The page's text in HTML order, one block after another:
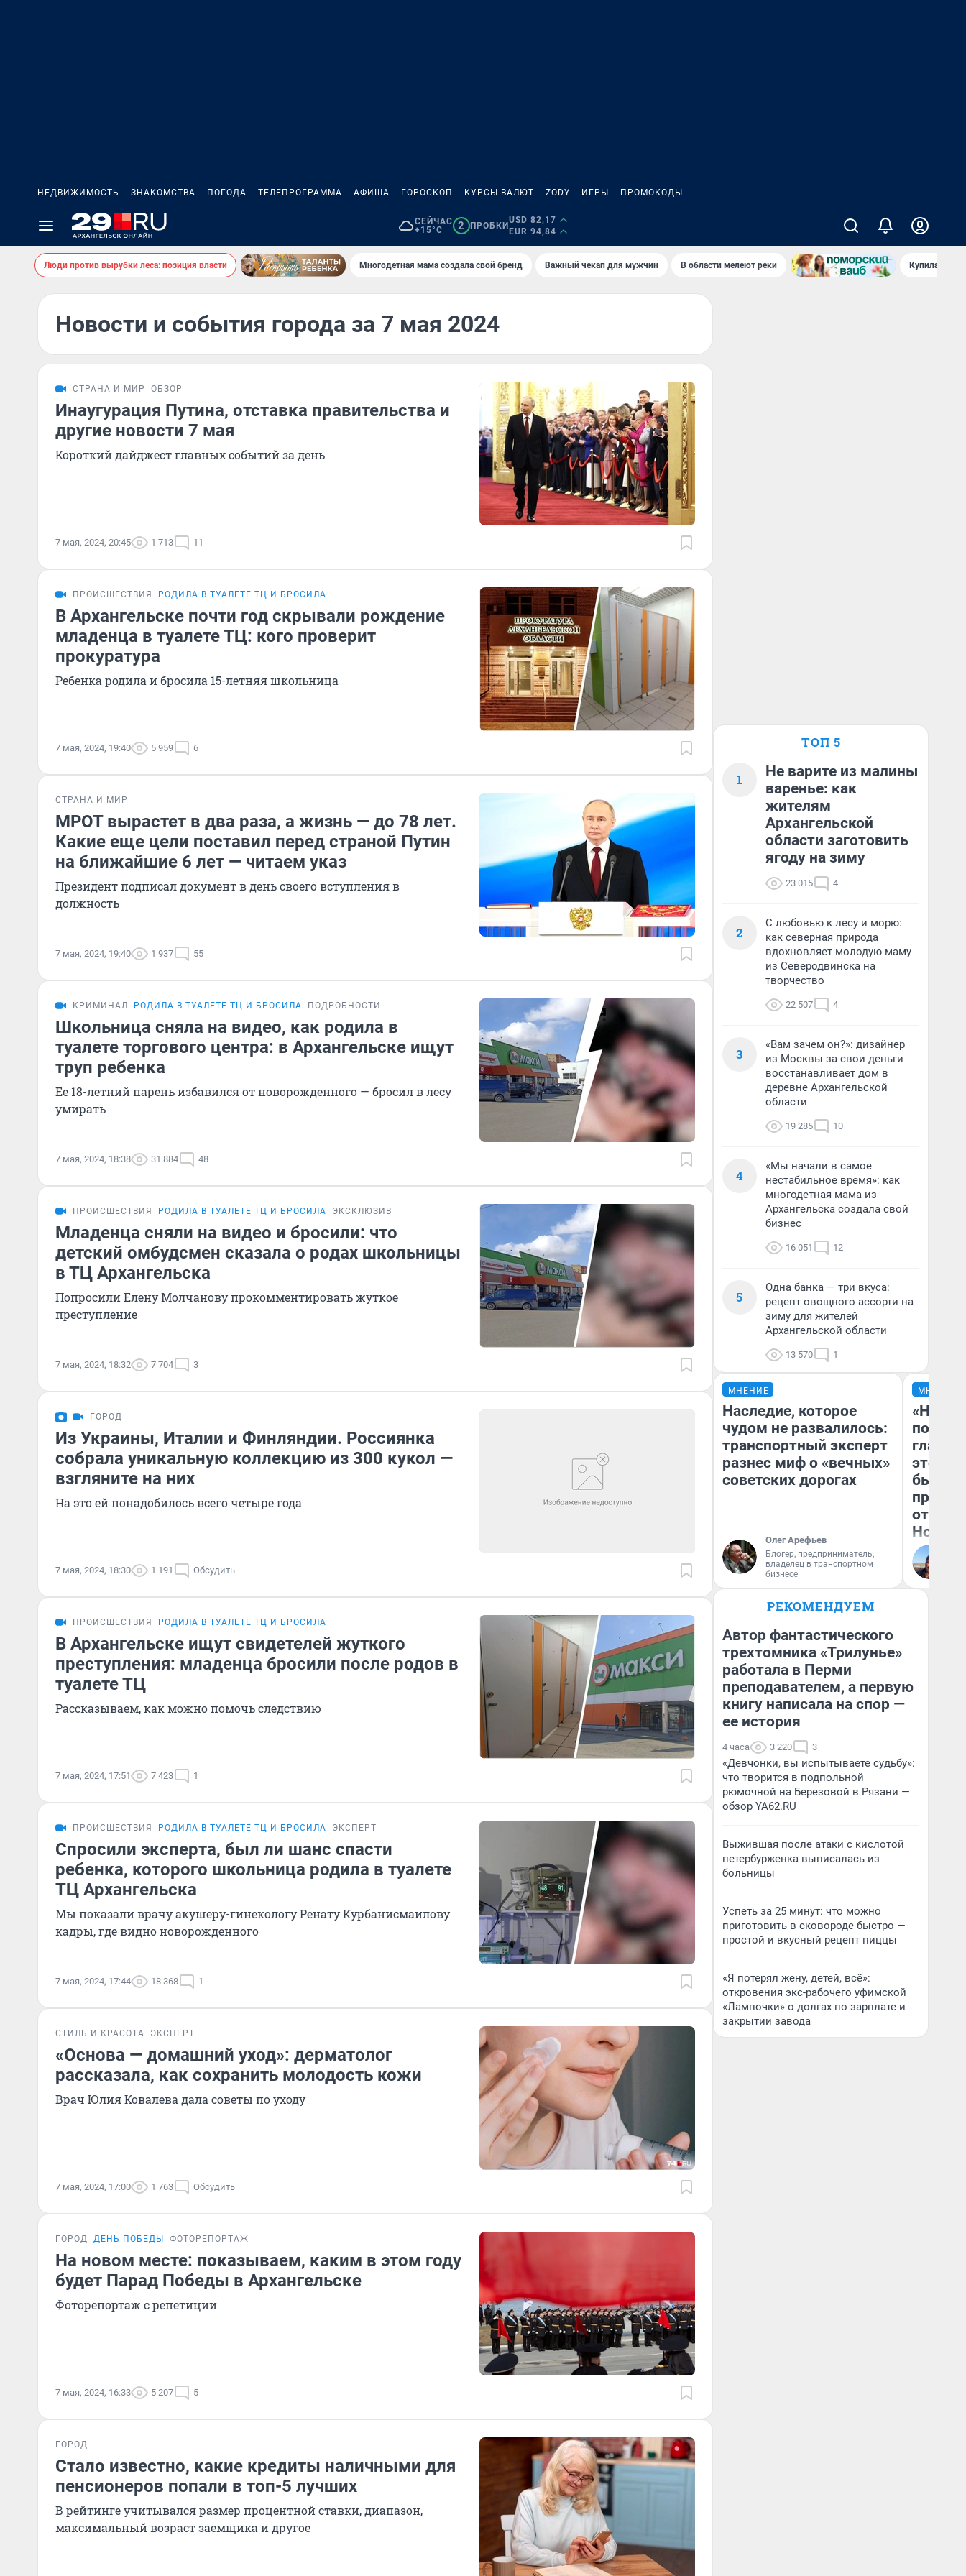
НЕДВИЖИМОСТЬ ЗНАКОМСТВА ПОГОДА ТЕЛЕПРОГРАММА АФИША ГОРОСКОП КУРСЫ ВАЛЮТ ZODY ИГРЫ ПРОМОКОДЫ
СЕЙЧАС
+15°C
2 ПРОБКИ
USD 82,17
EUR 94,84
Люди против вырубки леса: позиция власти Многодетная мама создала свой бренд Важный чекап для мужчин В области мелеют реки Купила
Новости и события города за 7 мая 2024
СТРАНА И МИР ОБЗОР
Инаугурация Путина, отставка правительства и
другие новости 7 мая
Короткий дайджест главных событий за день
7 мая, 2024, 20:45 1 713 11
ПРОИСШЕСТВИЯ РОДИЛА В ТУАЛЕТЕ ТЦ И БРОСИЛА
В Архангельске почти год скрывали рождение
младенца в туалете ТЦ: кого проверит
прокуратура
Ребенка родила и бросила 15-летняя школьница
7 мая, 2024, 19:40 5 959 6
СТРАНА И МИР
МРОТ вырастет в два раза, а жизнь — до 78 лет.
Какие еще цели поставил перед страной Путин
на ближайшие 6 лет — читаем указ
Президент подписал документ в день своего вступления в
должность
7 мая, 2024, 19:40 1 937 55
КРИМИНАЛ РОДИЛА В ТУАЛЕТЕ ТЦ И БРОСИЛА ПОДРОБНОСТИ
Школьница сняла на видео, как родила в
туалете торгового центра: в Архангельске ищут
труп ребенка
Ее 18-летний парень избавился от новорожденного — бросил в лесу
умирать
7 мая, 2024, 18:38 31 884 48
ПРОИСШЕСТВИЯ РОДИЛА В ТУАЛЕТЕ ТЦ И БРОСИЛА ЭКСКЛЮЗИВ
Младенца сняли на видео и бросили: что
детский омбудсмен сказала о родах школьницы
в ТЦ Архангельска
Попросили Елену Молчанову прокомментировать жуткое
преступление
7 мая, 2024, 18:32 7 704 3
ГОРОД
Из Украины, Италии и Финляндии. Россиянка
собрала уникальную коллекцию из 300 кукол —
взгляните на них
На это ей понадобилось всего четыре года
7 мая, 2024, 18:30 1 191 Обсудить
ПРОИСШЕСТВИЯ РОДИЛА В ТУАЛЕТЕ ТЦ И БРОСИЛА
В Архангельске ищут свидетелей жуткого
преступления: младенца бросили после родов в
туалете ТЦ
Рассказываем, как можно помочь следствию
7 мая, 2024, 17:51 7 423 1
ПРОИСШЕСТВИЯ РОДИЛА В ТУАЛЕТЕ ТЦ И БРОСИЛА ЭКСПЕРТ
Спросили эксперта, был ли шанс спасти
ребенка, которого школьница родила в туалете
ТЦ Архангельска
Мы показали врачу акушеру-гинекологу Ренату Курбанисмаилову
кадры, где видно новорожденного
7 мая, 2024, 17:44 18 368 1
СТИЛЬ И КРАСОТА ЭКСПЕРТ
«Основа — домашний уход»: дерматолог
рассказала, как сохранить молодость кожи
Врач Юлия Ковалева дала советы по уходу
7 мая, 2024, 17:00 1 763 Обсудить
ГОРОД ДЕНЬ ПОБЕДЫ ФОТОРЕПОРТАЖ
На новом месте: показываем, каким в этом году
будет Парад Победы в Архангельске
Фоторепортаж с репетиции
7 мая, 2024, 16:33 5 207 5
ГОРОД
Стало известно, какие кредиты наличными для
пенсионеров попали в топ-5 лучших
В рейтинге учитывался размер процентной ставки, диапазон,
максимальный возраст заемщика и другое
ТОП 5
1
Не варите из малины
варенье: как
жителям
Архангельской
области заготовить
ягоду на зиму
23 015 4
2
С любовью к лесу и морю:
как северная природа
вдохновляет молодую маму
из Северодвинска на
творчество
22 507 4
3
«Вам зачем он?»: дизайнер
из Москвы за свои деньги
восстанавливает дом в
деревне Архангельской
области
19 285 10
4
«Мы начали в самое
нестабильное время»: как
многодетная мама из
Архангельска создала свой
бизнес
16 051 12
5
Одна банка — три вкуса:
рецепт овощного ассорти на
зиму для жителей
Архангельской области
13 570 1
МНЕНИЕ
Наследие, которое
чудом не развалилось:
транспортный эксперт
разнес миф о «вечных»
советских дорогах
Олег Арефьев
Блогер, предприниматель,
владелец в транспортном
бизнесе
МНЕНИЕ
этого
бьет
отзыв
Нолана
РЕКОМЕНДУЕМ
Автор фантастического
трехтомника «Трилунье»
работала в Перми
преподавателем, а первую
книгу написала на спор —
ее история
4 часа 3 220 3
«Девчонки, вы испытываете судьбу»:
что творится в подпольной
рюмочной на Березовой в Рязани —
обзор YA62.RU
Выжившая после атаки с кислотой
петербурженка выписалась из
больницы
Успеть за 25 минут: что можно
приготовить в сковороде быстро —
простой и вкусный рецепт пиццы
«Я потерял жену, детей, всё»:
откровения экс-рабочего уфимской
«Лампочки» о долгах по зарплате и
закрытии завода